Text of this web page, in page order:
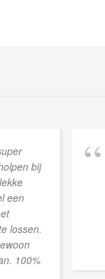
bij
een
lossen.
100%